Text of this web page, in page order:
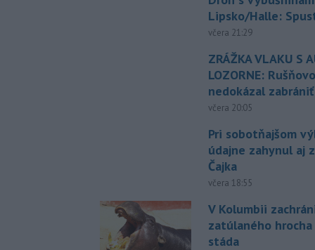
Lipsko/Halle:
včera 21:29
ZRÁŽKA VLAKU S
LOZORNE:
nedokázal zabrániť
včera 20:05
Pri sobotňajšom
údajne zahynul aj
Čajka
včera 18:55
V Kolumbii
zatúlaného hrocha
stáda